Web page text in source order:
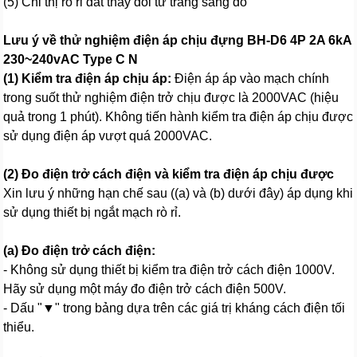
Lưu ý về thử nghiệm điện áp chịu đựng BH-D6 4P 2A 6kA
230~240vAC Type C N
(1) Kiểm tra điện áp chịu áp: Điện áp áp vào mạch chính
trong suốt thử nghiệm điện trở chịu được là 2000VAC (hiệu
quả trong 1 phút). Không tiến hành kiểm tra điện áp chịu được
sử dụng điện áp vượt quá 2000VAC.
(2) Đo điện trở cách điện và kiểm tra điện áp chịu được
Xin lưu ý những hạn chế sau ((a) và (b) dưới đây) áp dụng khi
sử dụng thiết bị ngắt mạch rò rỉ.
(a) Đo điện trở cách điện:
- Không sử dụng thiết bị kiểm tra điện trở cách điện 1000V.
Hãy sử dụng một máy đo điện trở cách điện 500V.
- Dấu "▼" trong bảng dựa trên các giá trị kháng cách điện tối
thiểu.